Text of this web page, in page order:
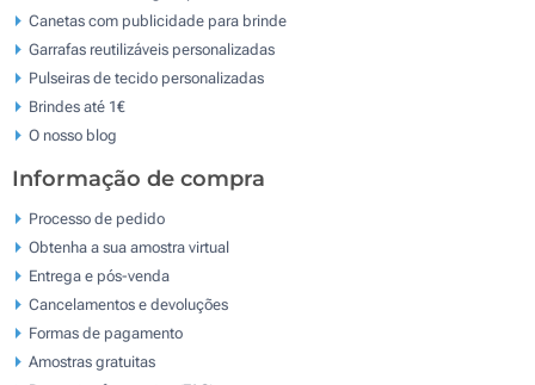
Canetas com publicidade para brinde
Garrafas reutilizáveis personalizadas
Pulseiras de tecido personalizadas
Brindes até 1€
O nosso blog
Informação de compra
Processo de pedido
Obtenha a sua amostra virtual
Entrega e pós-venda
Cancelamentos e devoluções
Formas de pagamento
Amostras gratuitas